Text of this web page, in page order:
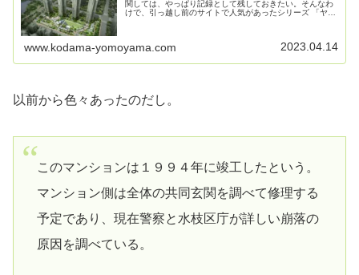
関しては、やっぱり記録として残しておきたい。そんなわ
けで、引っ越し前のサイトで人気があったシリーズ 「ヤバ
www.kodama-yomoyama.com 2023.04.14
以前から色々あったのだし。
このマンションは１９９４年に竣工したという。
マンション側は全体の共同玄関を調べて修理する
予定であり、現在警察と水枝区庁が詳しい崩落の
原因を調べている。